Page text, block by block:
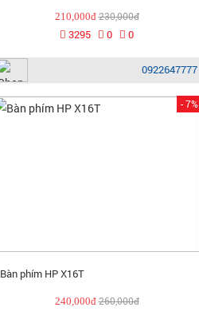
210,000đ230,000đ
3295 0 0
0922647777
- 7%
Bàn phím HP X16T
240,000đ260,000đ